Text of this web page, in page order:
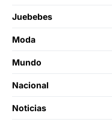
Juebebes
Moda
Mundo
Nacional
Noticias